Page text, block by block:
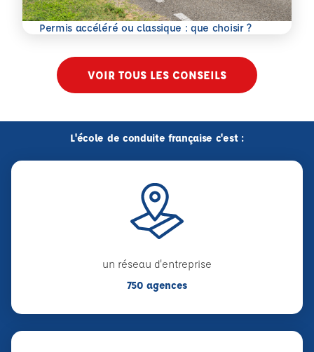
Permis accéléré ou classique : que choisir ?
En savoir plus
VOIR TOUS LES CONSEILS
L'école de conduite française c'est :
un réseau d'entreprise
750 agences